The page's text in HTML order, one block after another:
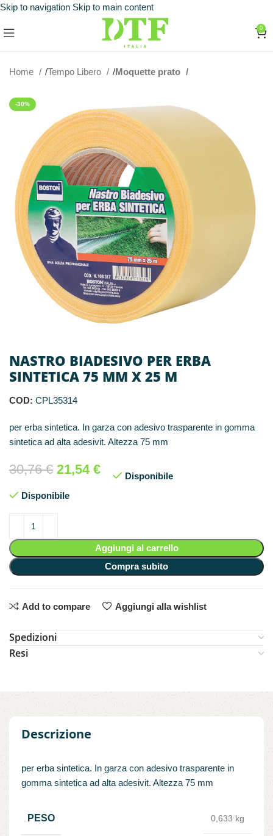
Skip to navigation Skip to main content
0
Home Tempo Libero Moquette prato
-30%
NASTRO BIADESIVO PER ERBA
SINTETICA 75 MM X 25 M
COD: CPL35314
per erba sintetica. In garza con adesivo trasparente in gomma
sintetica ad alta adesivit. Altezza 75 mm
30,76€ 21,54 €
Disponibile
Disponibile
Aggiungi al carrello
Compra subito
Add to compare Aggiungi alla wishlist
Spedizioni
Resi
Descrizione
per erba sintetica. In garza con adesivo trasparente in
gomma sintetica ad alta adesivit. Altezza 75 mm
PESO 0,633 kg